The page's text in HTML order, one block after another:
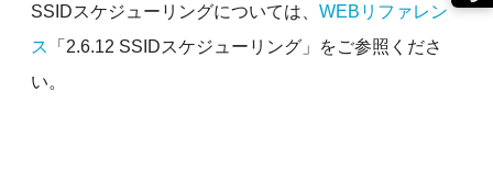
SSIDスケジューリングについては、WEBリファレン
ス
「2.6.12 SSIDスケジューリング」をご参照くださ
い。